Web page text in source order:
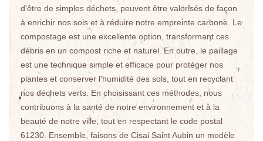
d'être de simples déchets, peuvent être valorisés de façon
à enrichir nos sols et à réduire notre empreinte carbone. Le
compostage est une excellente option, transformant ces
débris en un compost riche et naturel. En outre, le paillage
est une technique simple et efficace pour protéger nos
plantes et conserver l'humidité des sols, tout en recyclant
nos déchets verts. En choisissant ces méthodes, nous
contribuons à la santé de notre environnement et à la
beauté de notre ville, tout en respectant le code postal
61230. Ensemble, faisons de Cisai Saint Aubin un modèle